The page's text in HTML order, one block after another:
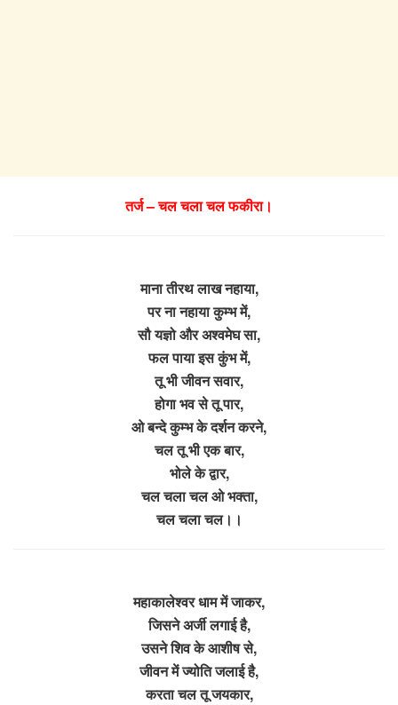
तर्ज – चल चला चल फकीरा।
माना तीरथ लाख नहाया,
पर ना नहाया कुम्भ में,
सौ यज्ञो और अश्वमेघ सा,
फल पाया इस कुंभ में,
तू भी जीवन सवार,
होगा भव से तू पार,
ओ बन्दे कुम्भ के दर्शन करने,
चल तू भी एक बार,
भोले के द्वार,
चल चला चल ओ भक्ता,
चल चला चल।।
महाकालेश्वर धाम में जाकर,
जिसने अर्जी लगाई है,
उसने शिव के आशीष से,
जीवन में ज्योति जलाई है,
करता चल तू जयकार,